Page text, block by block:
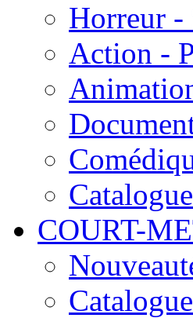
Horreur -
Action -
COURT-